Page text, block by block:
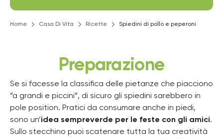
Home Casa Di Vita Ricette Spiedini di pollo e peperoni
Preparazione
Se si facesse la classifica delle pietanze che piacciono
“a grandi e piccini”, di sicuro gli spiedini sarebbero in
pole position. Pratici da consumare anche in piedi,
sono un’idea sempreverde per le feste con gli amici.
Sullo stecchino puoi scatenare tutta la tua creatività